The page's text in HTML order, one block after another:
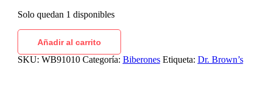
Solo quedan 1 disponibles
Añadir al carrito
SKU: WB91010 Categoría: Biberones Etiqueta: Dr. Brown’s